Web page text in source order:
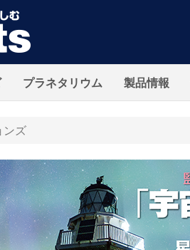
プラネタリウム 製品情報
ンズ